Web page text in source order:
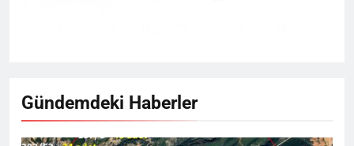
Gündemdeki Haberler